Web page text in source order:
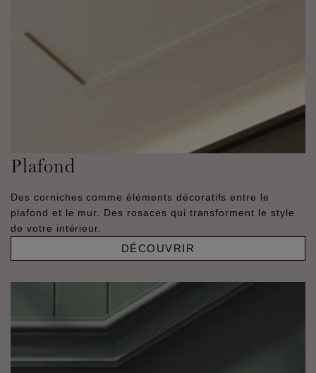
Plafond
Des corniches comme éléments décoratifs entre le
plafond et le mur. Des rosaces qui transforment le style
de votre intérieur.
DÉCOUVRIR